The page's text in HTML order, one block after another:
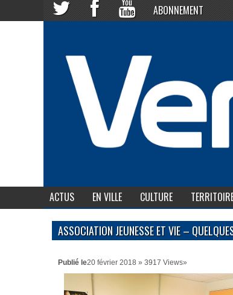
ABONNEMENT
ACTUS EN VILLE CULTURE
ASSOCIATION JEUNESSE ET VIE –
Publié le20 février 2018 » 3917 Views»